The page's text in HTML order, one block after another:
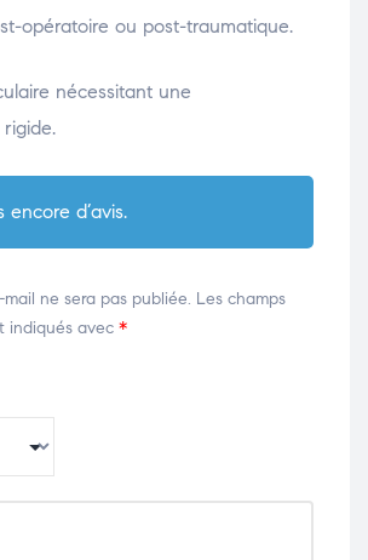
opératoire ou post-traumatique.
nécessitant une
rigide.
encore d’avis.
ne sera pas publiée. Les champs
indiqués avec *